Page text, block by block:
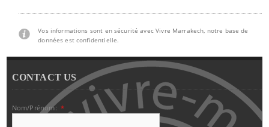
Vos informations sont en sécurité avec Vivre Marrakech, notre base de
données est confidentielle.
CONTACT US
Nom/Prénom: *